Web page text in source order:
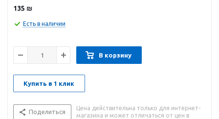
135 ₪
Есть в наличии
В корзину
Купить в 1 клик
Поделиться
Цена действительна только для интернет-
магазина и может отличаться от цен в